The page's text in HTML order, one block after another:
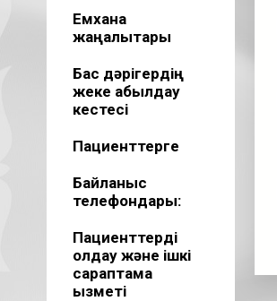
Емхана
жаңалықтары
Бас дәрігердің
жеке қабылдау
кестесі
Пациенттерге
Байланыс
телефондары:
Пациенттерді
қолдау және ішкі
сараптама
қызметі